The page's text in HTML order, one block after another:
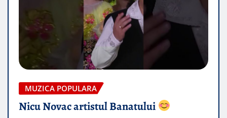
MUZICA POPULARA
Nicu Novac artistul Banatului